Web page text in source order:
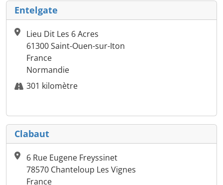
Entelgate
Lieu Dit Les 6 Acres
61300 Saint-Ouen-sur-Iton
France
Normandie
301 kilomètre
Clabaut
6 Rue Eugene Freyssinet
78570 Chanteloup Les Vignes
France